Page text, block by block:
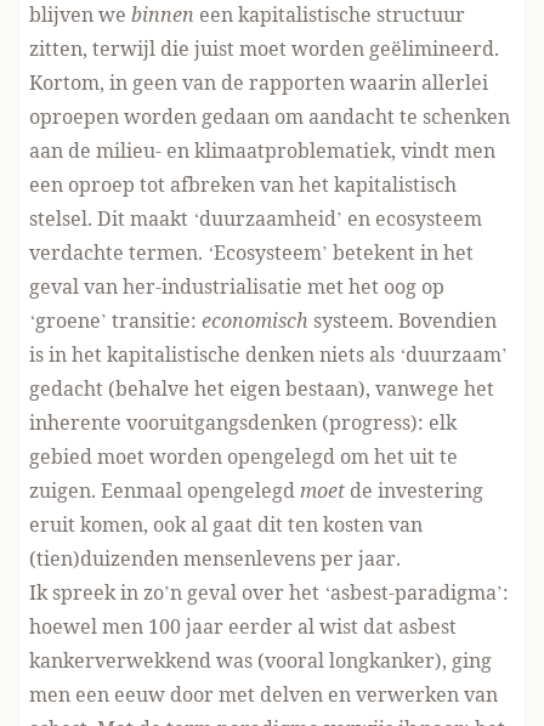
blijven we binnen een kapitalistische structuur
zitten, terwijl die juist moet worden geëlimineerd.
Kortom, in geen van de rapporten waarin allerlei
oproepen worden gedaan om aandacht te schenken
aan de milieu- en klimaatproblematiek, vindt men
een oproep tot afbreken van het kapitalistisch
stelsel. Dit maakt ‘duurzaamheid’ en ecosysteem
verdachte termen. ‘Ecosysteem’ betekent in het
geval van her-industrialisatie met het oog op
‘groene’ transitie: economisch systeem. Bovendien
is in het kapitalistische denken niets als ‘duurzaam’
gedacht (behalve het eigen bestaan), vanwege het
inherente vooruitgangsdenken (progress): elk
gebied moet worden opengelegd om het uit te
zuigen. Eenmaal opengelegdmoet de investering
eruit komen, ook al gaat dit ten kosten van
(tien)duizenden mensenlevens per jaar.
Ik spreek in zo’n geval over het ‘asbest-paradigma’:
hoewel men 100 jaar eerder al wist dat asbest
kankerverwekkend was (vooral longkanker), ging
men een eeuw door met delven en verwerken van